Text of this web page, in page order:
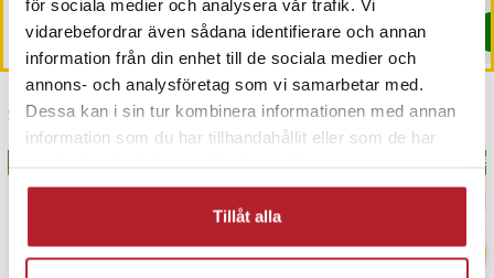
för sociala medier och analysera vår trafik. Vi
vidarebefordrar även sådana identifierare och annan
information från din enhet till de sociala medier och
annons- och analysföretag som vi samarbetar med.
Dessa kan i sin tur kombinera informationen med annan
information som du har tillhandahållit eller som de har
Tillåt alla
Köp
Köp
Senast besökta